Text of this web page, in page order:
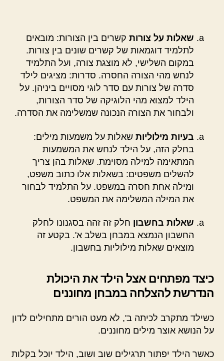
שאלות על צורות קשרים בין הצורות: מובאים
לתלמיד דוגמאות של קשרים שונים בין צורות.
במקום השלישי, לא מוצגת צורה, ועל התלמיד
לנחש מהי הצורה החסרה. סדרות: מציגים לילד
סדרה של צורות עם סדר לוגי מסויים ביניהן. על
הילד למצוא מהי הלוגיקה של סדר הצורות,
ולבחור את הצורה הנכונה שמשלימה את הסדרה.
בעיות מילוליות שאלות על משמעות מילים:
בחלק הזה, על הילד לנחש את המשמעות
המתאימה למילה מסוימת. שאלות בהן צריך
להשלים משפטים: בשאלות אלו כתוב משפט,
ומילה אחת חסרה במשפט. על התלמיד לבחור
את המילה המשלימה את המשפט.
שאלות בחשבון חלק זה זהה בסגנונו לחלק
החשבון הנמצא במבחן בשלב א'. בקטע זה
מוצאים שאלות מילוליות בחשבון.
כיצד מפתחים אצל הילד את היכולת
הנדרשת להצלחה במבחן מחוננים
כשילד מתקרב לכיתה ב', לא מעט הורים מתחילים לדון
על הנושא אוצר מילים מחוננים.
כאשר הילד יפתור תרגילים שוב ושוב, הילד יוכל בקלות